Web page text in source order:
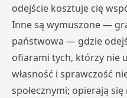
odejście kosztuje cię
Inne są wymuszone —
państwowa — gdzie
ofiarami tych, którzy nie
własność i sprawczość
społecznymi; opierają